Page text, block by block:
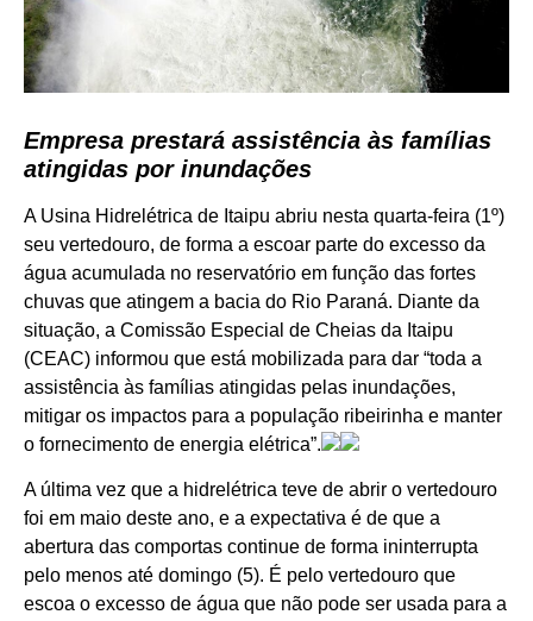
Empresa prestará assistência às famílias
atingidas por inundações
A Usina Hidrelétrica de Itaipu abriu nesta quarta-feira (1º)
seu vertedouro, de forma a escoar parte do excesso da
água acumulada no reservatório em função das fortes
chuvas que atingem a bacia do Rio Paraná. Diante da
situação, a Comissão Especial de Cheias da Itaipu
(CEAC) informou que está mobilizada para dar “toda a
assistência às famílias atingidas pelas inundações,
mitigar os impactos para a população ribeirinha e manter
o fornecimento de energia elétrica”.
A última vez que a hidrelétrica teve de abrir o vertedouro
foi em maio deste ano, e a expectativa é de que a
abertura das comportas continue de forma ininterrupta
pelo menos até domingo (5). É pelo vertedouro que
escoa o excesso de água que não pode ser usada para a